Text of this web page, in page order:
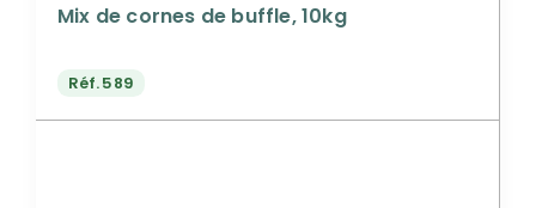
Mix de cornes de buffle, 10kg
Réf.589